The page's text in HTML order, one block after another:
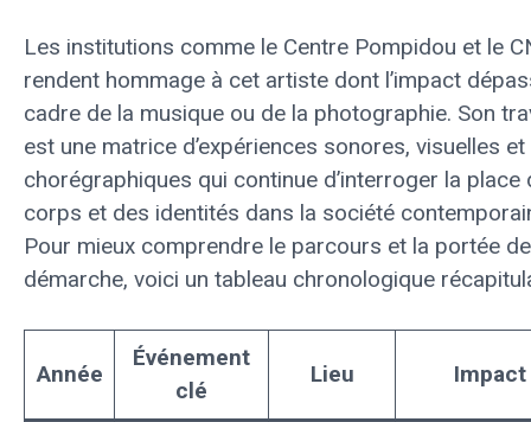
Les institutions comme le Centre Pompidou et le
rendent hommage à cet artiste dont l’impact
cadre de la musique ou de la photographie. Son
est une matrice d’expériences sonores, visuelles et
chorégraphiques qui continue d’interroger la place
corps et des identités dans la société
Pour mieux comprendre le parcours et la portée
démarche, voici un tableau chronologique
Année
Événement
clé
Lieu Impact